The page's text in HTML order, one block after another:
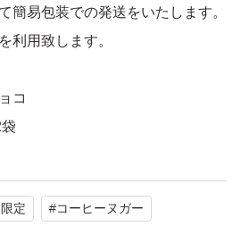
簡易包装での発送をいたします。
利用致します。
コ
ヌガー
定 #コーヒーヌガー